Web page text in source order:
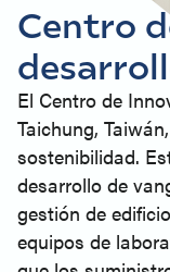
Centro
El Centro de
Taichung,
sostenibilidad.
desarrollo de
gestión de
equipos de